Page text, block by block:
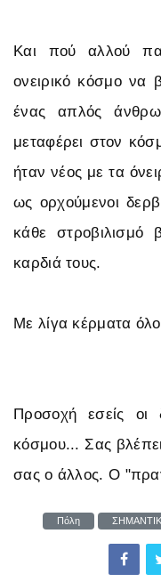
Και πού αλλού
ονειρικό κόσμο να
ένας απλός
μεταφέρει στον
ήταν νέος με τα
ως ορχούμενοι
κάθε στροβιλισμό
καρδιά τους.
Με λίγα κέρματα
Προσοχή εσείς οι
κόσμου... Σας
σας ο άλλος. Ο
Πόλη